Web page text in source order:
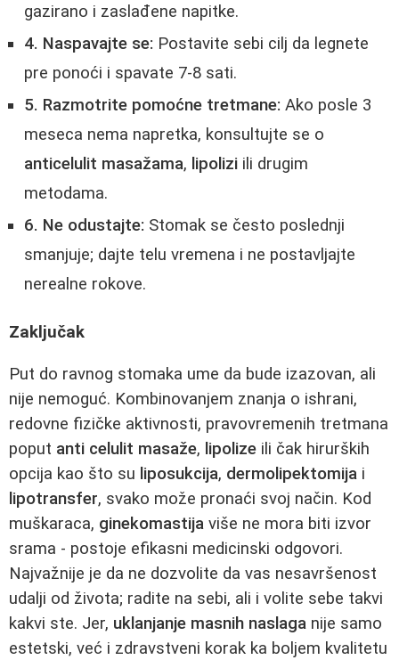
gazirano i zaslađene napitke.
4. Naspavajte se: Postavite sebi cilj da legnete
pre ponoći i spavate 7-8 sati.
5. Razmotrite pomoćne tretmane: Ako posle 3
meseca nema napretka, konsultujte se o
anticelulit masažama, lipolizi ili drugim
metodama.
6. Ne odustajte: Stomak se često poslednji
smanjuje; dajte telu vremena i ne postavljajte
nerealne rokove.
Zaključak
Put do ravnog stomaka ume da bude izazovan, ali
nije nemoguć. Kombinovanjem znanja o ishrani,
redovne fizičke aktivnosti, pravovremenih tretmana
poput anti celulit masaže, lipolize ili čak hirurških
opcija kao što su liposukcija, dermolipektomija i
lipotransfer, svako može pronaći svoj način. Kod
muškaraca, ginekomastija više ne mora biti izvor
srama - postoje efikasni medicinski odgovori.
Najvažnije je da ne dozvolite da vas nesavršenost
udalji od života; radite na sebi, ali i volite sebe takvi
kakvi ste. Jer, uklanjanje masnih naslaga nije samo
estetski, već i zdravstveni korak ka boljem kvalitetu